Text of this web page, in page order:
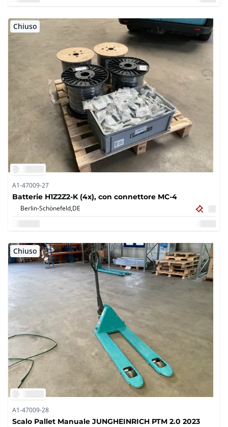
Chiuso
A1-47009-27
Batterie H1Z2Z2-K (4x), con connettore MC-4
Berlin-Schönefeld,DE
Chiuso
A1-47009-28
Scalo Pallet Manuale JUNGHEINRICH PTM 2.0 2023